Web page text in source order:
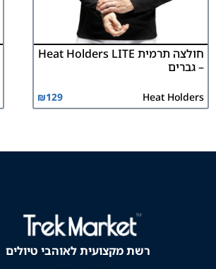
חולצה תרמית Heat Holders LITE
– גברים
Heat Holders
₪129
רשת מקצועית לאוהבי טיולים